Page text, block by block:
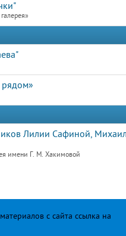
Лилии Сафиной,
имени Г. М. Хакимовой
с сайта ссылка на